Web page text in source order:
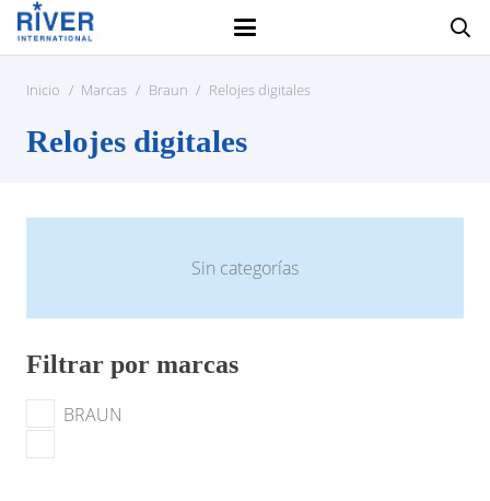
Inicio / Marcas / Braun / Relojes digitales
Relojes digitales
Sin categorías
Filtrar por marcas
BRAUN